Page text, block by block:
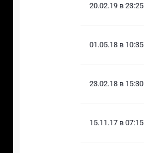
20.02.19 в 23:25
01.05.18 в 10:35
23.02.18 в 15:30
15.11.17 в 07:15